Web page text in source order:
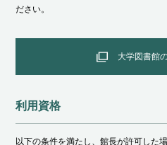
ださい。
大学図書館
利用資格
以下の条件を満たし、館長が許可した